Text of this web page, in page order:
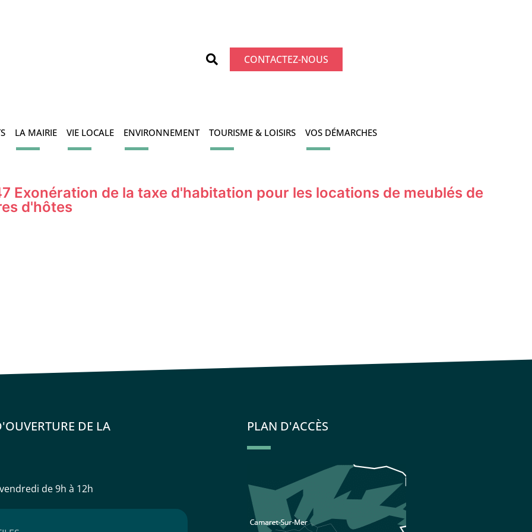
CONTACTEZ-NOUS
LA MAIRIE VIE LOCALE ENVIRONNEMENT TOURISME & LOISIRS VOS DÉMARCHES
Exonération de la taxe d'habitation pour les locations de meublés de
d'hôtes
DE LA
de 9h à 12h
PLAN D'ACCÈS